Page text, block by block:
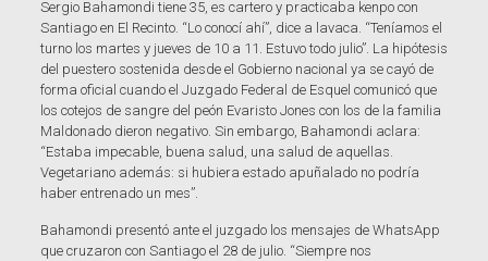
Sergio Bahamondi tiene 35, es cartero y practicaba kenpo con
Santiago en El Recinto. “Lo conocí ahí”, dice a lavaca. “Teníamos el
turno los martes y jueves de 10 a 11. Estuvo todo julio”. La hipótesis
del puestero sostenida desde el Gobierno nacional ya se cayó de
forma oficial cuando el Juzgado Federal de Esquel comunicó que
los cotejos de sangre del peón Evaristo Jones con los de la familia
Maldonado dieron negativo. Sin embargo, Bahamondi aclara:
“Estaba impecable, buena salud, una salud de aquellas.
Vegetariano además: si hubiera estado apuñalado no podría
haber entrenado un mes”.
Bahamondi presentó ante el juzgado los mensajes de WhatsApp
que cruzaron con Santiago el 28 de julio. “Siempre nos